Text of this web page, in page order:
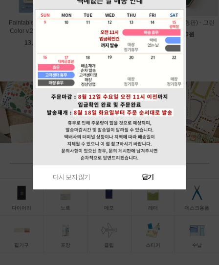
Paintable Stamp Soft
Color v.2 - Calendar
13,800원
Paintable Stamp Soft
Color v.2 - Bread
13,800원
그레인 (B6변형판) - 그린
18,000원
BY CATEGORY
다이어리 노트 메모 레터 데스크용품
필기구 포장 클립 스티커 수납
다시 보지 않기 닫기